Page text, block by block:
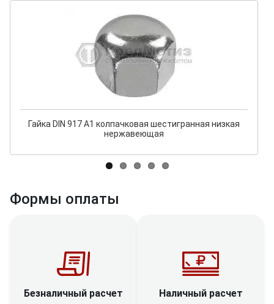
Гайка DIN 917 А1 колпачковая шестигранная низкая
нержавеющая
Формы оплаты
Безналичный расчет Наличный расчет